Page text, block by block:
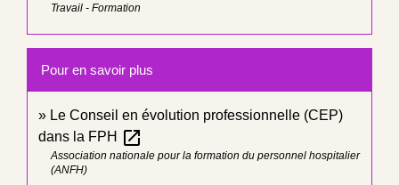
Travail - Formation
Pour en savoir plus
Le Conseil en évolution professionnelle (CEP)
dans la FPH open_in_new
Association nationale pour la formation du personnel hospitalier
(ANFH)